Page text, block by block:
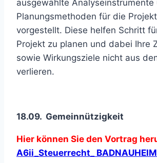
ausgewählte Analyseinstrumente
Planungsmethoden für die
vorgestellt. Diese helfen Schritt
Projekt zu planen und dabei Ihre
sowie Wirkungsziele nicht aus
verlieren.
18.09. Gemeinnützigkeit
Hier können Sie den Vortrag
A6ii_Steuerrecht_